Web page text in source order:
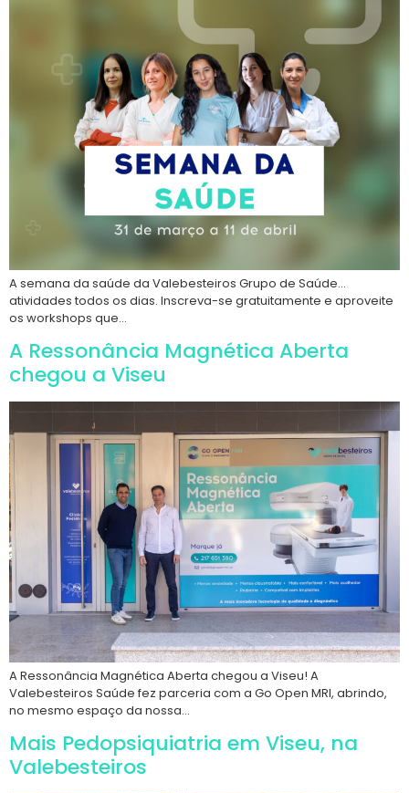
A semana da saúde da Valebesteiros Grupo de Saúde…
atividades todos os dias. Inscreva-se gratuitamente e aproveite
os workshops que…
A Ressonância Magnética Aberta
chegou a Viseu
A Ressonância Magnética Aberta chegou a Viseu! A
Valebesteiros Saúde fez parceria com a Go Open MRI, abrindo,
no mesmo espaço da nossa…
Mais Pedopsiquiatria em Viseu, na
Valebesteiros